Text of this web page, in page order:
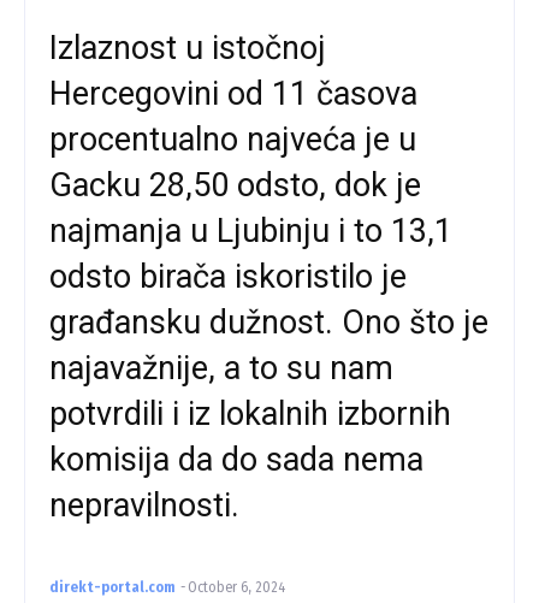
Izlaznost u istočnoj
Hercegovini od 11 časova
procentualno najveća je u
Gacku 28,50 odsto, dok je
najmanja u Ljubinju i to 13,1
odsto birača iskoristilo je
građansku dužnost. Ono što je
najavažnije, a to su nam
potvrdili i iz lokalnih izbornih
komisija da do sada nema
nepravilnosti.
direkt-portal.com - October 6, 2024